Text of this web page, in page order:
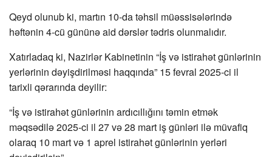
Qeyd olunub ki, martın 10-da təhsil müəssisələrində
həftənin 4-cü gününə aid dərslər tədris olunmalıdır.
Xatırladaq ki, Nazirlər Kabinetinin “İş və istirahət günlərinin
yerlərinin dəyişdirilməsi haqqında” 15 fevral 2025-ci il
tarixli qərarında deyilir:
“İş və istirahət günlərinin ardıcıllığını təmin etmək
məqsədilə 2025-ci il 27 və 28 mart iş günləri ilə müvafiq
olaraq 10 mart və 1 aprel istirahət günlərinin yerləri